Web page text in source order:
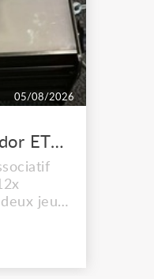
05/08/2026
12x Lustr Selador ETC Led 7x colors filtres
jeux
Selador